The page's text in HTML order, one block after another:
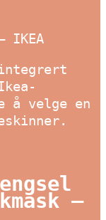
IKEA
å velge en
–